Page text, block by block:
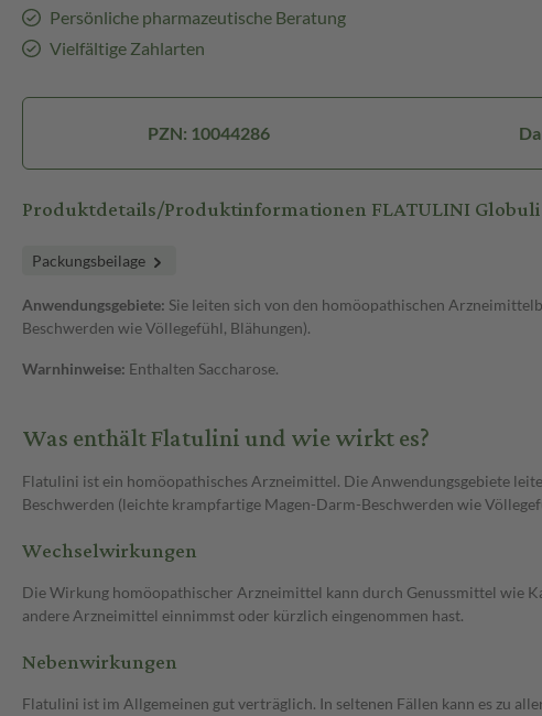
Persönliche pharmazeutische Beratung
Vielfältige Zahlarten
PZN: 10044286
Produktdetails/Produktinformationen FLATULINI Globuli
Packungsbeilage
Anwendungsgebiete: Sie leiten sich von den homöopathischen
Beschwerden wie Völlegefühl, Blähungen).
Warnhinweise: Enthalten Saccharose.
Was enthält Flatulini und wie wirkt es?
Flatulini ist ein homöopathisches Arzneimittel. Die Anwendungsgebiete
Beschwerden (leichte krampfartige Magen-Darm-Beschwerden wie
Wechselwirkungen
Die Wirkung homöopathischer Arzneimittel kann durch Genussmittel wie
andere Arzneimittel einnimmst oder kürzlich eingenommen hast.
Nebenwirkungen
Flatulini ist im Allgemeinen gut verträglich. In seltenen Fällen kann es zu